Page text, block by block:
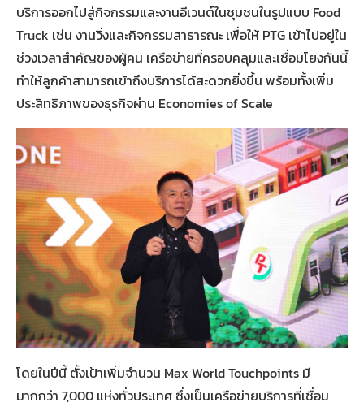
บริการออกไปสู่กิจกรรมและงานอีเวนต์ในชุมชนในรูปแบบ Food
Truck เช่น งานวิ่งและกิจกรรมสาธารณะ เพื่อให้ PTG เข้าไปอยู่ใน
ช่วงเวลาสำคัญของผู้คน เครือข่ายที่ครอบคลุมและเชื่อมโยงกันนี้
ทำให้ลูกค้าสามารถเข้าถึงบริการได้สะดวกยิ่งขึ้น พร้อมทั้งเพิ่ม
ประสิทธิภาพของธุรกิจผ่าน Economies of Scale
โดยในปีนี้ ตั้งเป้าเพิ่มจำนวน Max World Touchpoints มี
มากกว่า 7,000 แห่งทั่วประเทศ ซึ่งเป็นเครือข่ายบริการที่เชื่อม